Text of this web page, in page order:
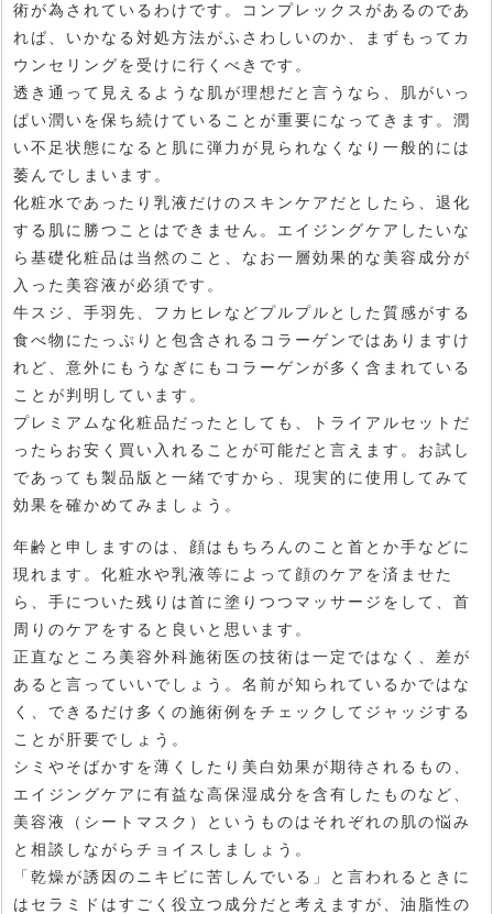
術が為されているわけです。コンプレックスがあるのであ
れば、いかなる対処方法がふさわしいのか、まずもってカ
ウンセリングを受けに行くべきです。
透き通って見えるような肌が理想だと言うなら、肌がいっ
ぱい潤いを保ち続けていることが重要になってきます。潤
い不足状態になると肌に弾力が見られなくなり一般的には
萎んでしまいます。
化粧水であったり乳液だけのスキンケアだとしたら、退化
する肌に勝つことはできません。エイジングケアしたいな
ら基礎化粧品は当然のこと、なお一層効果的な美容成分が
入った美容液が必須です。
牛スジ、手羽先、フカヒレなどプルプルとした質感がする
食べ物にたっぷりと包含されるコラーゲンではありますけ
れど、意外にもうなぎにもコラーゲンが多く含まれている
ことが判明しています。
プレミアムな化粧品だったとしても、トライアルセットだ
ったらお安く買い入れることが可能だと言えます。お試し
であっても製品版と一緒ですから、現実的に使用してみて
効果を確かめてみましょう。
年齢と申しますのは、顔はもちろんのこと首とか手などに
現れます。化粧水や乳液等によって顔のケアを済ませた
ら、手についた残りは首に塗りつつマッサージをして、首
周りのケアをすると良いと思います。
正直なところ美容外科施術医の技術は一定ではなく、差が
あると言っていいでしょう。名前が知られているかではな
く、できるだけ多くの施術例をチェックしてジャッジする
ことが肝要でしょう。
シミやそばかすを薄くしたり美白効果が期待されるもの、
エイジングケアに有益な高保湿成分を含有したものなど、
美容液（シートマスク）というものはそれぞれの肌の悩み
と相談しながらチョイスしましょう。
「乾燥が誘因のニキビに苦しんでいる」と言われるときに
はセラミドはすごく役立つ成分だと考えますが、油脂性の